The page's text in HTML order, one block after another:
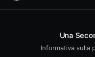
Una
Informativa sulla